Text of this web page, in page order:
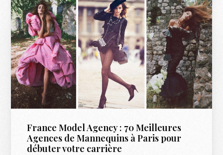
France Model Agency : 70 Meilleures
Agences de Mannequins à Paris pour
débuter votre carrière